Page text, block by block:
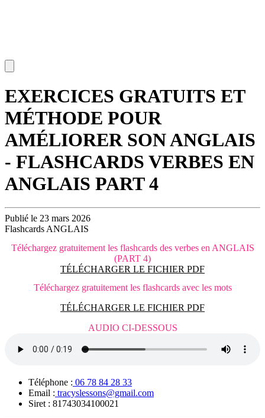
EXERCICES GRATUITS ET
MÉTHODE POUR
AMÉLIORER SON ANGLAIS
- FLASHCARDS VERBES EN
ANGLAIS PART 4
Publié le 23 mars 2026
Flashcards ANGLAIS
Téléchargez gratuitement les flashcards des verbes en ANGLAIS
(PART 4)
TÉLÉCHARGER LE FICHIER PDF
Téléchargez gratuitement les flashcards avec les mots
TÉLÉCHARGER LE FICHIER PDF
AUDIO CI-DESSOUS
Téléphone : 06 78 84 28 33
Email : tracyslessons@gmail.com
Siret : 81743034100021